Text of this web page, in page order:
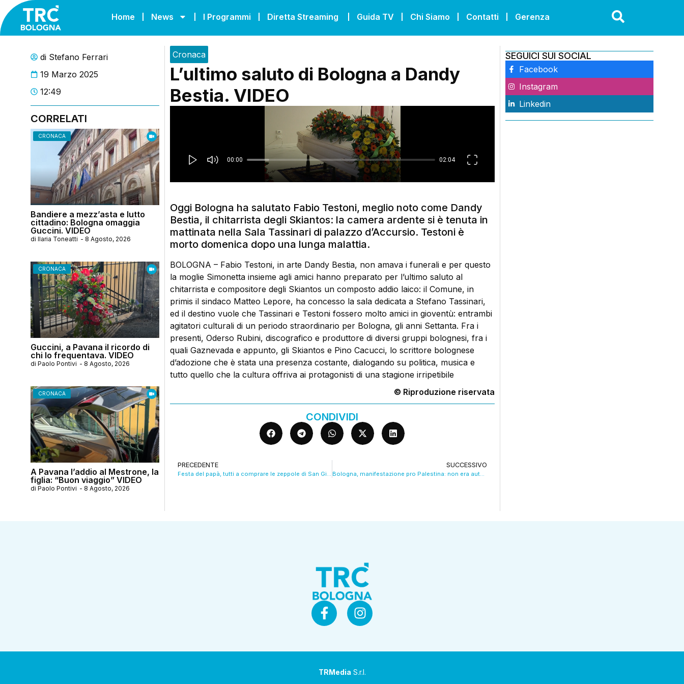
Home News I Programmi Diretta Streaming Guida TV Chi Siamo Contatti Gerenza
di Stefano Ferrari
19 Marzo 2025
12:49
CORRELATI
CRONACA
Bandiere a mezz’asta e lutto
cittadino: Bologna omaggia
Guccini. VIDEO
di Ilaria Toneatti - 8 Agosto, 2026
CRONACA
Guccini, a Pavana il ricordo di
chi lo frequentava. VIDEO
di Paolo Pontivi - 8 Agosto, 2026
CRONACA
A Pavana l’addio al Mestrone, la
figlia: “Buon viaggio” VIDEO
di Paolo Pontivi - 8 Agosto, 2026
Cronaca
L’ultimo saluto di Bologna a Dandy
Bestia. VIDEO
Oggi Bologna ha salutato Fabio Testoni, meglio noto come Dandy
Bestia, il chitarrista degli Skiantos: la camera ardente si è tenuta in
mattinata nella Sala Tassinari di palazzo d’Accursio. Testoni è
morto domenica dopo una lunga malattia.
BOLOGNA – Fabio Testoni, in arte Dandy Bestia, non amava i funerali e per questo
la moglie Simonetta insieme agli amici hanno preparato per l’ultimo saluto al
chitarrista e compositore degli Skiantos un composto addio laico: il Comune, in
primis il sindaco Matteo Lepore, ha concesso la sala dedicata a Stefano Tassinari,
ed il destino vuole che Tassinari e Testoni fossero molto amici in gioventù: entrambi
agitatori culturali di un periodo straordinario per Bologna, gli anni Settanta. Fra i
presenti, Oderso Rubini, discografico e produttore di diversi gruppi bolognesi, fra i
quali Gaznevada e appunto, gli Skiantos e Pino Cacucci, lo scrittore bolognese
d’adozione che è stata una presenza costante, dialogando su politica, musica e
tutto quello che la cultura offriva ai protagonisti di una stagione irripetibile
© Riproduzione riservata
CONDIVIDI
PRECEDENTE
Festa del papà, tutti a comprare le zeppole di San Giuseppe. VIDEO
SUCCESSIVO
Bologna, manifestazione pro Palestina: non era autorizzata
SEGUICI SUI SOCIAL
Facebook
Instagram
Linkedin
TRMedia S.r.l.